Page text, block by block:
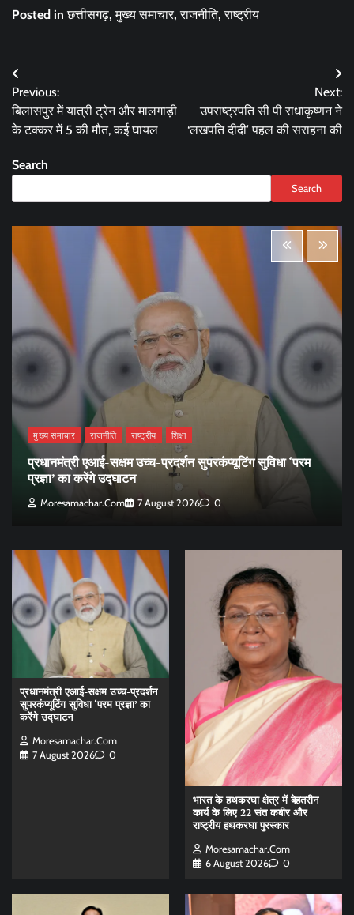
Posted inछत्तीसगढ़,मुख्य समाचार,राजनीति,राष्ट्रीय
Post
navigation
Previous:
बिलासपुर में यात्री ट्रेन और मालगाड़ी
के टक्कर में 5 की मौत, कई घायल
Next:
उपराष्ट्रपति सी पी राधाकृष्णन ने
‘लखपति दीदी’ पहल की सराहना की
Search
Search
मुख्य समाचार राजनीति राष्ट्रीय शिक्षा
प्रधानमंत्री एआई-सक्षम उच्च-प्रदर्शन सुपरकंप्यूटिंग सुविधा ‘परम
प्रज्ञा’ का करेंगे उद्घाटन
Moresamachar.com 7 August 2026 0
प्रधानमंत्री एआई-सक्षम उच्च-प्रदर्शन
सुपरकंप्यूटिंग सुविधा ‘परम प्रज्ञा’ का
करेंगे उद्घाटन
Moresamachar.com
7 August 2026
0
भारत के हथकरघा क्षेत्र में बेहतरीन
कार्य के लिए 22 संत कबीर और
राष्ट्रीय हथकरघा पुरस्कार
Moresamachar.com
6 August 2026
0